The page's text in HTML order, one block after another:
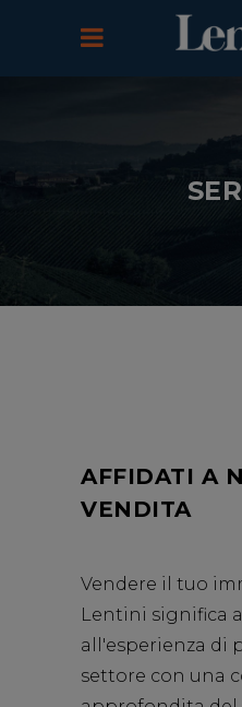
AFFIDATI A
VENDITA
Vendere il tuo
Lentini significa
all'esperienza di
settore con una